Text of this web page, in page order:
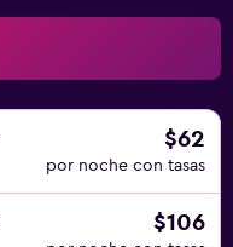
$62
por noche con tasas
$106